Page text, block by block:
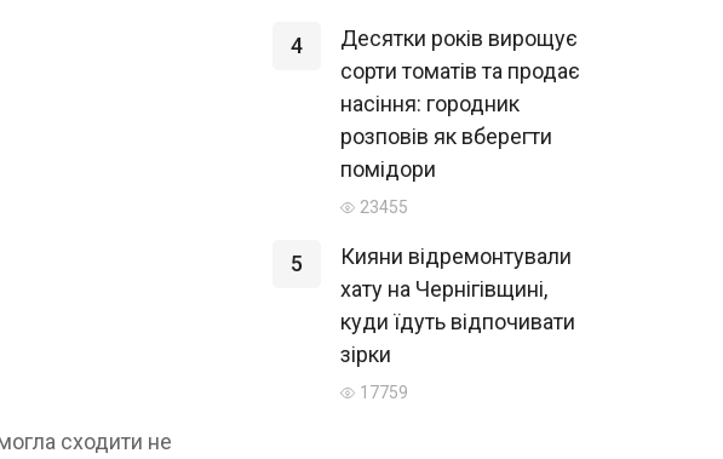
сходити не
4
Десятки років вирощує
сорти томатів та продає
насіння: городник
розповів як вберегти
помідори
23455
5
Кияни відремонтували
хату на Чернігівщині,
куди їдуть відпочивати
зірки
17759